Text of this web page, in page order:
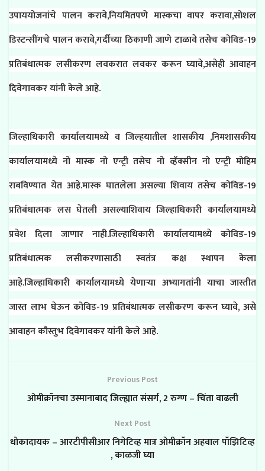
उपाययोजनांचे पालन करावे,नियमितपणे मास्कचा वापर करावा,सोशल
डिस्टन्सींगचे पालन करावे,गर्दीच्या ठिकाणी जाणे टाळावे तसेच कोविड-19
प्रतिबंधात्मक लसीकरण लवकरात लवकर करून घ्यावे,असेही आवाहन
दिवेगावकर यांनी केले आहे.
जिल्हाधिकारी कार्यालयामध्ये व जिल्हयातील शासकीय ,निमशासकीय
कार्यालयामध्ये नो मास्क नो एन्ट्री तसेच नो व्हॅक्सीन नो एन्ट्री मोहिम
राबविण्यात येत आहे.मास्क घातलेला असल्या शिवाय तसेच कोविड-19
प्रतिबंधात्मक लस घेतली असल्याशिवाय जिल्हाधिकारी कार्यालयामध्ये
प्रवेश दिला जाणार नाही.जिल्हाधिकारी कार्यालयामध्ये कोविड-19
प्रतिबंधात्मक लसीकरणासाठी स्वतंत्र कक्ष स्थापन केला
आहे.जिल्हाधिकारी कार्यालयामध्ये येणाऱ्या अभ्यागतांनी याचा जास्तीत
जास्त लाभ घेऊन कोविड-19 प्रतिबंधात्मक लसीकरण करून घ्यावे, असे
आवाहन कौस्तुभ दिवेगावकर यांनी केले आहे.
Previous Post
ओमीक्रॉनचा उस्मानाबाद जिल्ह्यात संसर्ग, 2 रुग्ण – चिंता वाढली
Next Post
धोकादायक – आरटीपीसीआर निगेटिव्ह मात्र ओमीक्रॉन अहवाल पॉझिटिव्ह
, काळजी घ्या